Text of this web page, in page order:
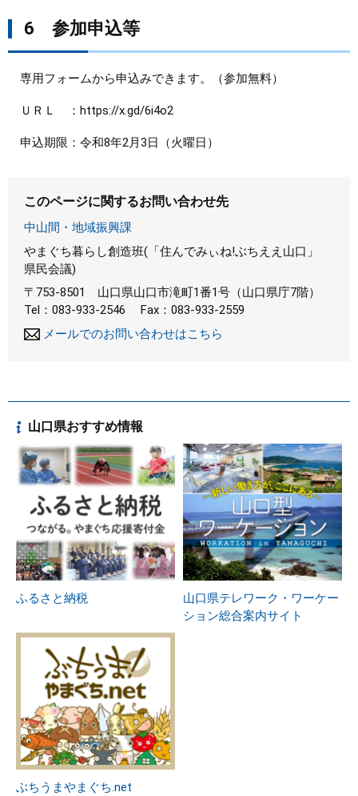
​​6 参加申込等
専用フォームから申込みできます。（参加無料）
ＵＲＬ ：https://x.gd/6i4o2
申込期限：令和8年2月3日（火曜日）
このページに関するお問い合わせ先
中山間・地域振興課
やまぐち暮らし創造班(「住んでみぃね!ぶちええ山口」
県民会議)
〒753-8501
山口県山口市滝町1番1号（山口県庁7階）
Tel：083-933-2546
Fax：083-933-2559
メールでのお問い合わせはこちら
山口県おすすめ情報
ふるさと納税
山口県テレワーク・ワーケー
ション総合案内サイト
ぶちうまやまぐち.net